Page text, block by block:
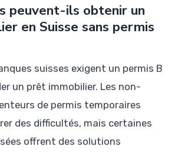
peuvent-ils obtenir un
en Suisse sans permis
suisses exigent un permis B
un prêt immobilier. Les non-
de permis temporaires
des difficultés, mais certaines
offrent des solutions